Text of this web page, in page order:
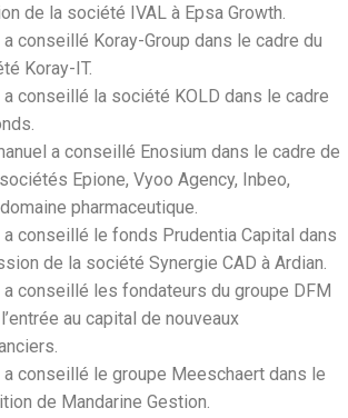
de la société IVAL à Epsa Growth.
conseillé Koray-Group dans le cadre du
Koray-IT.
a conseillé la société KOLD dans le cadre
a conseillé Enosium dans le cadre de
Epione, Vyoo Agency, Inbeo,
pharmaceutique.
a conseillé le fonds Prudentia Capital dans
de la société Synergie CAD à Ardian.
a conseillé les fondateurs du groupe DFM
au capital de nouveaux
a conseillé le groupe Meeschaert dans le
de Mandarine Gestion.